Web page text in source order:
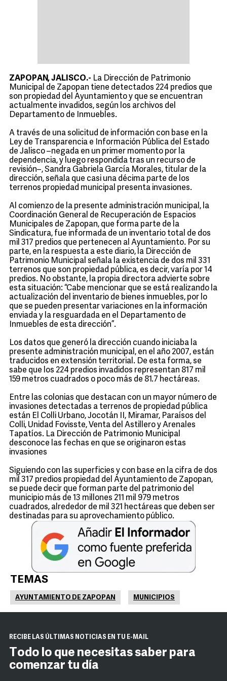
ZAPOPAN, JALISCO.- La Dirección de Patrimonio
Municipal de Zapopan tiene detectados 224 predios que
son propiedad del Ayuntamiento y que se encuentran
actualmente invadidos, según los archivos del
Departamento de Inmuebles.
A través de una solicitud de información con base en la
Ley de Transparencia e Información Pública del Estado
de Jalisco –negada en un primer momento por la
dependencia, y luego respondida tras un recurso de
revisión–, Sandra Gabriela García Morales, titular de la
dirección, señala que casi una décima parte de los
terrenos propiedad municipal presenta invasiones.
Al comienzo de la presente administración municipal, la
Coordinación General de Recuperación de Espacios
Municipales de Zapopan, que forma parte de la
Sindicatura, fue informada de un inventario total de dos
mil 317 predios que pertenecen al Ayuntamiento. Por su
parte, en la respuesta a este diario, la Dirección de
Patrimonio Municipal señala la existencia de dos mil 331
terrenos que son propiedad pública, es decir, varía por 14
predios. No obstante, la propia directora advierte sobre
esta situación: “Cabe mencionar que se está realizando la
actualización del inventario de bienes inmuebles, por lo
que se pueden presentar variaciones en la información
enviada y la resguardada en el Departamento de
Inmuebles de esta dirección”.
Los datos que generó la dirección cuando iniciaba la
presente administración municipal, en el año 2007, están
traducidos en extensión territorial. De esta forma, se
sabe que los 224 predios invadidos representan 817 mil
159 metros cuadrados o poco más de 81.7 hectáreas.
Entre las colonias que destacan con un mayor número de
invasiones detectadas a terrenos de propiedad pública
están El Colli Urbano, Jocotán II, Miramar, Paraísos del
Colli, Unidad Fovisste, Venta del Astillero y Arenales
Tapatíos. La Dirección de Patrimonio Municipal
desconoce las fechas en que se originaron estas
invasiones
Siguiendo con las superficies y con base en la cifra de dos
mil 317 predios propiedad del Ayuntamiento de Zapopan,
se puede decir que forman parte del patrimonio del
municipio más de 13 millones 211 mil 979 metros
cuadrados, alrededor de mil 321 hectáreas que deben ser
destinadas para su aprovechamiento público.
TEMAS
AYUNTAMIENTO DE ZAPOPAN MUNICIPIOS
RECIBE LAS ÚLTIMAS NOTICIAS EN TU E-MAIL
Todo lo que necesitas saber para
comenzar tu día